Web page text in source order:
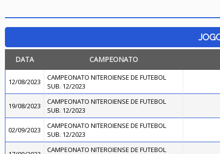
DATA CAMPEONATO
12/08/2023
CAMPEONATO NITEROIENSE DE FUTEBOL
SUB. 12/2023
19/08/2023
CAMPEONATO NITEROIENSE DE FUTEBOL
SUB. 12/2023
02/09/2023
CAMPEONATO NITEROIENSE DE FUTEBOL
SUB. 12/2023
CAMPEONATO NITEROIENSE DE FUTEBOL